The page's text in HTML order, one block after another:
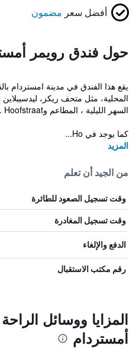
أفضل سعر مضمون
حول فندق رويمر
يقع هذا الفندق في مدينة امستردام
المحلية، مثل متحف ريكز،
السهر الليلية ، المطاعم وP.C. Hoofstraat مسافة بسيطة.
كما يوجد في Ho...
المزيد
من الجيد أن تعلم
وقت تسجيل الصعود للطائرة
وقت تسجيل المغادرة
الدفع والإلغاء
رقم مكتب الاستقبال
المزايا ووسائل
أمستردام